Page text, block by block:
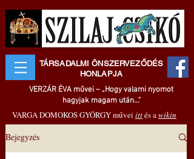
TÁRSADALMI ÖNSZERVEZŐDÉS
HONLAPJA
VERZÁR ÉVA művei – „Hogy valami nyomot
hagyjak magam után..."
VARGA DOMOKOS GYÖRGY művei ittés awikin
Bejegyzés